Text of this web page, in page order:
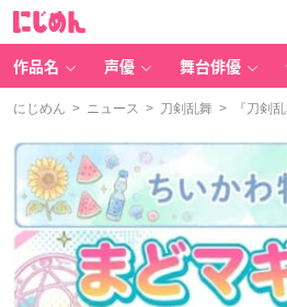
作品名 声優 舞台俳優
にじめん > ニュース > 刀剣乱舞 > 『刀剣乱